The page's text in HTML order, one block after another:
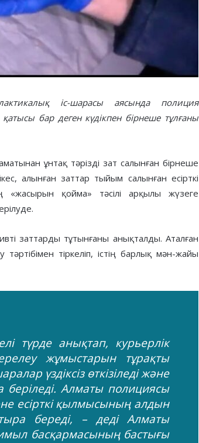
іс-шарасы аясында полиция
бар деген күдікпен бірнеше тұлғаны
ұнтақ тәрізді зат салынған бірнеше
алынған заттар тыйым салынған есірткі
«жасырын қойма» тәсілі арқылы жүзеге
заттарды тұтынғаны анықталды. Аталған
тіркеліп, істің барлық мән-жайы
түрде анықтап, курьерлік
жұмыстарын тұрақты
үздіксіз өткізіледі және
беріледі. Алматы полициясы
есірткі қылмысының алдын
береді, – деді Алматы
басқармасының бастығы